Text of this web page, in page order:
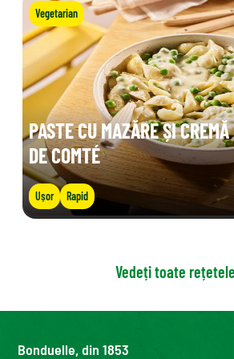
Vegetarian
PASTE CU MAZĂRE ȘI CREMĂ
DE COMTÉ
Ușor Rapid
Vedeți toate
Bonduelle, din 1853